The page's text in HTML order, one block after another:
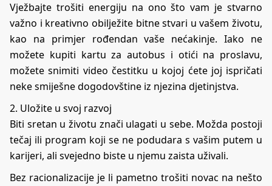
Vježbajte trošiti energiju na ono što vam je stvarno
važno i kreativno obilježite bitne stvari u vašem životu,
kao na primjer rođendan vaše nećakinje. Iako ne
možete kupiti kartu za autobus i otići na proslavu,
možete snimiti video čestitku u kojoj ćete joj ispričati
neke smiješne dogodovštine iz njezina djetinjstva.
2. Uložite u svoj razvoj
Biti sretan u životu znači ulagati u sebe. Možda postoji
tečaj ili program koji se ne podudara s vašim putem u
karijeri, ali svejedno biste u njemu zaista uživali.
Bez racionalizacije je li pametno trošiti novac na nešto